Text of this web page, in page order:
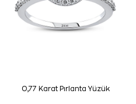
0,77 Karat Pırlanta Yüzük